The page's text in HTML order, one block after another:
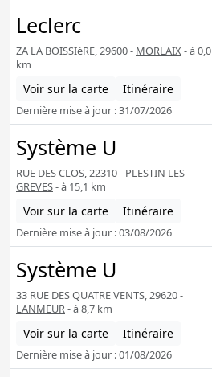
Leclerc
ZA LA BOISSIèRE, 29600 - MORLAIX- à 0,0
km
Voir sur la carte Itinéraire
Dernière mise à jour : 31/07/2026
Système U
RUE DES CLOS, 22310 - PLESTIN LES
GREVES- à 15,1 km
Voir sur la carte Itinéraire
Dernière mise à jour : 03/08/2026
Système U
33 RUE DES QUATRE VENTS, 29620 -
LANMEUR- à 8,7 km
Voir sur la carte Itinéraire
Dernière mise à jour : 01/08/2026